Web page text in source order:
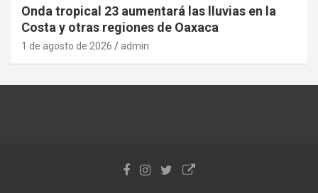
Onda tropical 23 aumentará las lluvias en la
Costa y otras regiones de Oaxaca
1 de agosto de 2026 admin